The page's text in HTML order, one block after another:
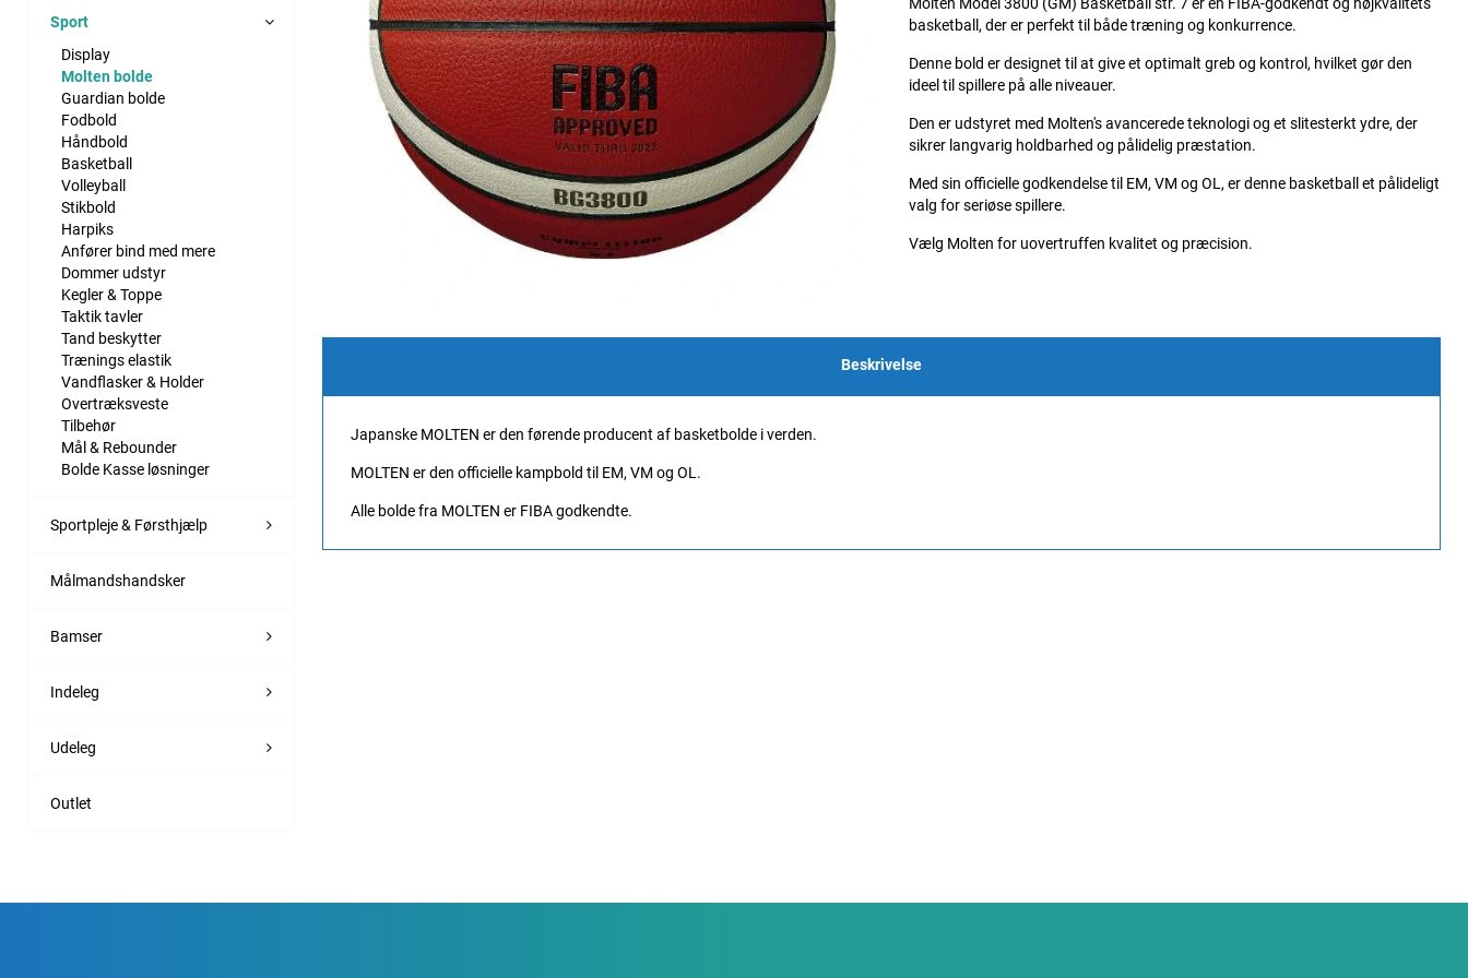
Sport
Display
Molten bolde
Guardian bolde
Fodbold
Håndbold
Basketball
Volleyball
Stikbold
Harpiks
Anfører bind med mere
Dommer udstyr
Kegler & Toppe
Taktik tavler
Tand beskytter
Trænings elastik
Vandflasker & Holder
Overtræksveste
Tilbehør
Mål & Rebounder
Bolde Kasse løsninger
Sportpleje & Førsthjælp
Målmandshandsker
Bamser
Indeleg
Udeleg
Outlet
basketball, der er perfekt til både træning og konkurrence.
Denne bold er designet til at give et optimalt greb og kontrol, hvilket gør den
ideel til spillere på alle niveauer.
Den er udstyret med Molten's avancerede teknologi og et slitesterkt ydre, der
sikrer langvarig holdbarhed og pålidelig præstation.
Med sin officielle godkendelse til EM, VM og OL, er denne basketball et pålideligt
valg for seriøse spillere.
Vælg Molten for uovertruffen kvalitet og præcision.
Beskrivelse
Japanske MOLTEN er den førende producent af basketbolde i verden.
MOLTEN er den officielle kampbold til EM, VM og OL.
Alle bolde fra MOLTEN er FIBA godkendte.